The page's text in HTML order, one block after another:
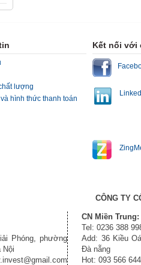
lượng
hình thức thanh toán
Kết nối với
CÔNG TY
Phóng, phường
Nội
CN Miền Trung:
Tel: 0236 388
Add: 36 Kiều
Đà nẵng
Hot: 093 566